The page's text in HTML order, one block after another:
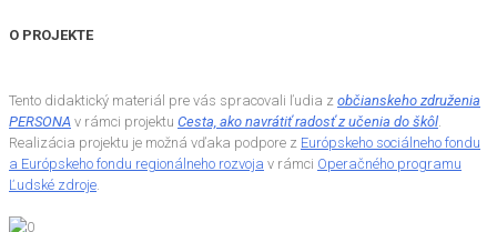
O PROJEKTE
Tento didaktický materiál pre vás spracovali ľudia z občianskeho združenia
PERSONA v rámci projektu Cesta, ako navrátiť radosť z učenia do škôl.
Realizácia projektu je možná vďaka podpore z Európskeho sociálneho fondu
a Európskeho fondu regionálneho rozvoja v rámci Operačného programu
Ľudské zdroje.